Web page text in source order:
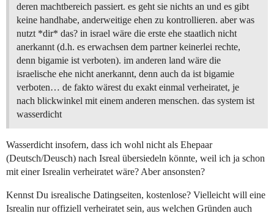
deren machtbereich passiert. es geht sie nichts an und es gibt
keine handhabe, anderweitige ehen zu kontrollieren. aber was
nutzt *dir* das? in israel wäre die erste ehe staatlich nicht
anerkannt (d.h. es erwachsen dem partner keinerlei rechte,
denn bigamie ist verboten). im anderen land wäre die
israelische ehe nicht anerkannt, denn auch da ist bigamie
verboten… de fakto wärest du exakt einmal verheiratet, je
nach blickwinkel mit einem anderen menschen. das system ist
wasserdicht
Wasserdicht insofern, dass ich wohl nicht als Ehepaar
(Deutsch/Deusch) nach Isreal übersiedeln könnte, weil ich ja schon
mit einer Isrealin verheiratet wäre? Aber ansonsten?
Kennst Du isrealische Datingseiten, kostenlose? Vielleicht will eine
Isrealin nur offiziell verheiratet sein, aus welchen Gründen auch